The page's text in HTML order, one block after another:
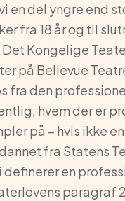
en del yngre end
fra 18 år og til
Kongelige
på Bellevue
fra den
hvem der er
på – hvis ikke
fra Statens
definerer en
paragraf